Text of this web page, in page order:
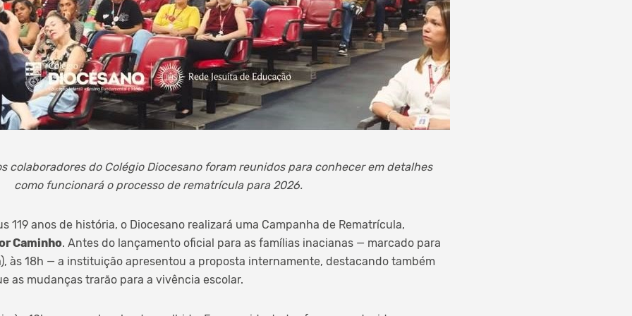
colaboradores do Colégio Diocesano foram reunidos para conhecer em detalhes
como funcionará o processo de rematrícula para 2026.
119 anos de história, o Diocesano realizará uma Campanha de Rematrícula,
Caminho. Antes do lançamento oficial para as famílias inacianas — marcado para
às 18h — a instituição apresentou a proposta internamente, destacando também
as mudanças trarão para a vivência escolar.